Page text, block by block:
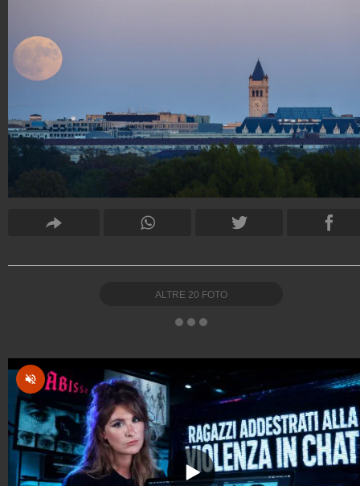
ALTRE 20 FOTO